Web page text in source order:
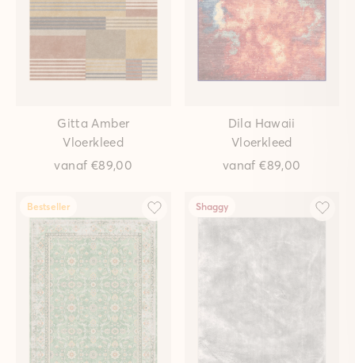
Gitta Amber
Vloerkleed
vanaf €89,00
Dila Hawaii
Vloerkleed
vanaf€89,00
Bestseller Shaggy